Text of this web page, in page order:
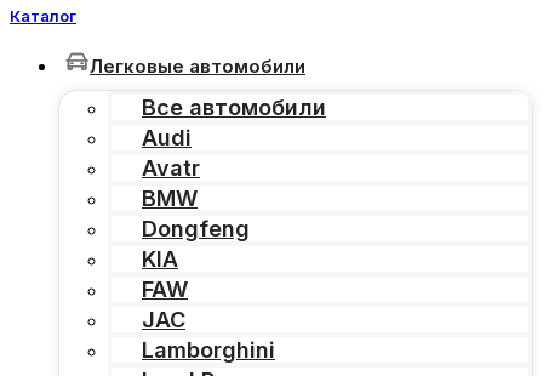
Каталог
Легковые автомобили
Все автомобили
Audi
Avatr
BMW
Dongfeng
KIA
FAW
JAC
Lamborghini